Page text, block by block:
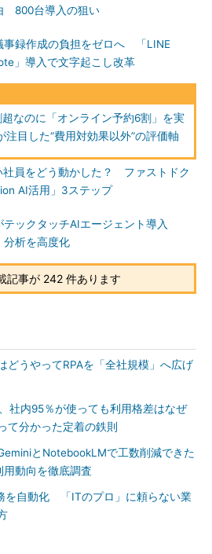
800台導入の狙い
録作成の負担をゼロへ 「LINE
」導入で文字起こし改革
なのに「オンライン予約6割」を実
目した“費用対効果以外”の評価軸
社員をどう動かした？ ファストドク
AI活用」3ステップ
テックタッチAIエージェント導入
分析を高度化
記事が 242 件あります
どうやってRPAを「全社規模」へ広げ
社内95％が使っても利用格差はなぜ
分かった定着の鉄則
とNotebookLMで工数削減できた
動向を徹底調査
を自動化 「ITのプロ」に頼らない業